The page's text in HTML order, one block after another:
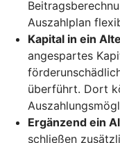
Auszahlplan
Kapital in ein
angespartes
überführt. Dort
Ergänzend ein
schließen